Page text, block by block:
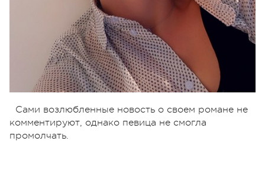
Сами возлюбленные новость о своем романе не
комментируют, однако певица не смогла
промолчать.